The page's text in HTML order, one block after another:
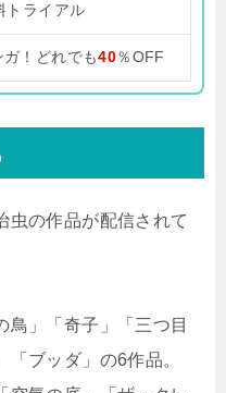
トライアル
ガ！どれでも40％OFF
虫の作品が配信されて
鳥」「奇子」「三つ目
ブッダ」の6作品。